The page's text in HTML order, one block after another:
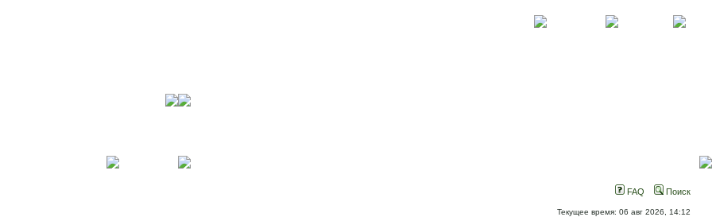
FAQ Поиск
Текущее время: 06 авг 2026, 14:12